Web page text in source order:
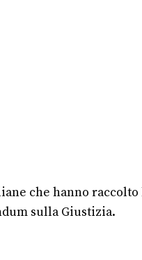
che hanno raccolto
sulla Giustizia.